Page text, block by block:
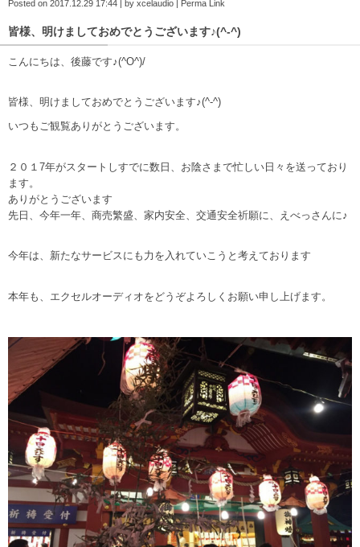
Posted on 2017.12.29 17:44 | by xcelaudio | Perma Link
皆様、明けましておめでとうございます♪(^-^)
こんにちは、後藤です♪(^O^)/
皆様、明けましておめでとうございます♪(^-^)
いつもご観覧ありがとうございます。
２０１7年がスタートしすでに数日、お陰さまで忙しい日々を送っており
ます。
ありがとうございます
先日、今年一年、商売繁盛、家内安全、交通安全祈願に、えべっさんに♪
今年は、新たなサービスにも力を入れていこうと考えております
本年も、エクセルオーディオをどうぞよろしくお願い申し上げます。